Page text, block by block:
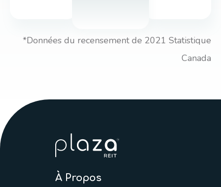
*Données du recensement de 2021 Statistique
Canada
À Propos